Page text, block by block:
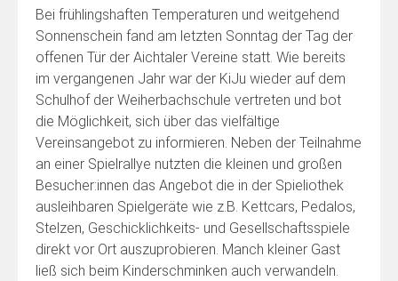
Bei frühlingshaften Temperaturen und weitgehend
Sonnenschein fand am letzten Sonntag der Tag der
offenen Tür der Aichtaler Vereine statt. Wie bereits
im vergangenen Jahr war der KiJu wieder auf dem
Schulhof der Weiherbachschule vertreten und bot
die Möglichkeit, sich über das vielfältige
Vereinsangebot zu informieren. Neben der Teilnahme
an einer Spielrallye nutzten die kleinen und großen
Besucher:innen das Angebot die in der Spieliothek
ausleihbaren Spielgeräte wie z.B. Kettcars, Pedalos,
Stelzen, Geschicklichkeits- und Gesellschaftsspiele
direkt vor Ort auszuprobieren. Manch kleiner Gast
ließ sich beim Kinderschminken auch verwandeln.